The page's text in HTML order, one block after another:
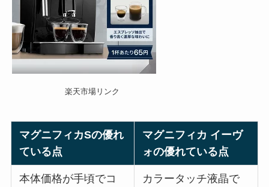
楽天市場リンク
マグニフィカSの優れ
ている点
マグニフィカ イーヴ
ォの優れている点
本体価格が手頃でコ
カラータッチ液晶で